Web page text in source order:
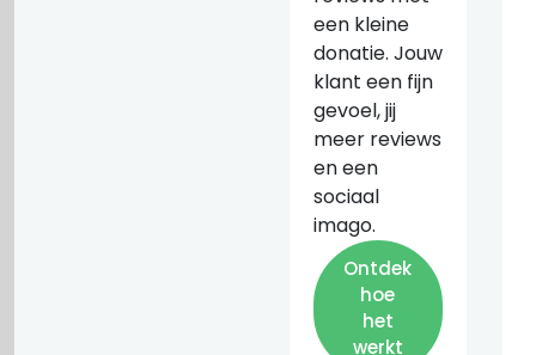
een kleine
donatie. Jouw
klant een fijn
gevoel, jij
meer reviews
en een
sociaal
imago.
Ontdek
hoe
het
werkt